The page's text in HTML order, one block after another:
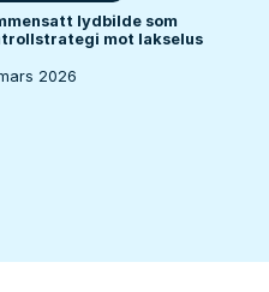
lydbilde som
mot lakselus
2026